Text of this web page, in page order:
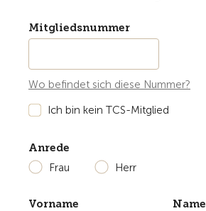
Mitgliedsnummer
Wo befindet sich diese Nummer?
Ich bin kein TCS-Mitglied
Anrede
Frau
Herr
Vorname Name